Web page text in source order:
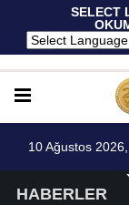
SELECT
10 Ağustos
HABERLER